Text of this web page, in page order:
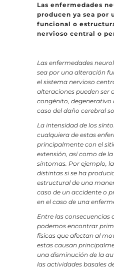
Las enfermedades
producen ya sea por
funcional o
nervioso central o
Las enfermedades
sea por una alteración
el sistema nervioso
alteraciones pueden ser
congénito, degenerativo
caso del daño cerebral
La intensidad de los
cualquiera de estas
principalmente con el
extensión, así como de
síntomas. Por ejemplo,
distintas si se ha
estructural de una
caso de un accidente o
en el caso de una
Entre las consecuencias
podemos encontrar
físicas que afectan al
estas causan
una disminución de la
las actividades basales